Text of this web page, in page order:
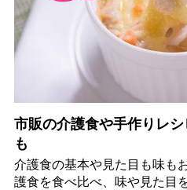
市販の介護食や手作りレ
も
介護食の基本や見た目も味も
護食を食べ比べ、味や見た目